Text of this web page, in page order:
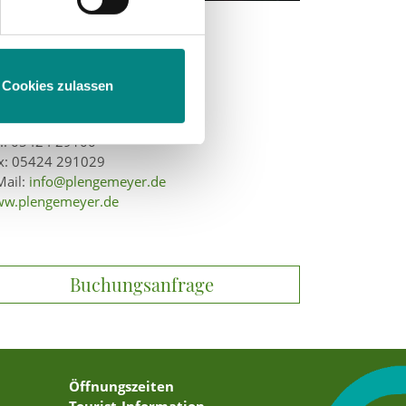
Cookies zulassen
Bad Laer
05424 29100
05424 291029
info@plengemeyer.de
Buchungsanfrage
Öffnungszeiten